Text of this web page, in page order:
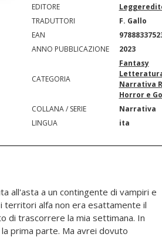
EDITORE
TRADUTTORI
F. Gallo
EAN
ANNO PUBBLICAZIONE
2023
CATEGORIA
Fantasy
Narrativa
Horror e
COLLANA / SERIE
Narrativa
LINGUA
ita
all'asta a un contingente di vampiri e
territori alfa non era esattamente il
di trascorrere la mia settimana. In
prima parte. Ma avrei dovuto
alla Squid Game decisamente
una forcina molto affilata, del mio
irrazionale di ottimismo, i piani
mio migliore amico sono in pieno